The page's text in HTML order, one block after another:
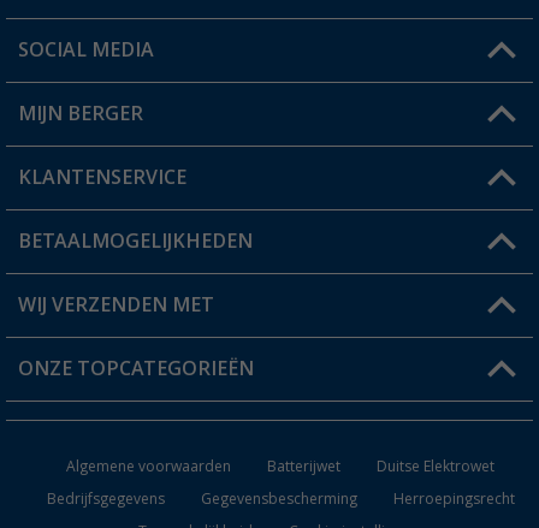
Een vraag?
Winkel vinden
SOCIAL MEDIA
MIJN BERGER
Mijn account
Status bestelling
Verlanglijstje
KLANTENSERVICE
FAQ & Contact
Verzendinformatie
Catalogus
BETAALMOGELIJKHEDEN
WIJ VERZENDEN MET
ONZE TOPCATEGORIEËN
Algemene voorwaarden Batterijwet
Duitse Elektrowet
Bedrijfsgegevens
Gegevensbescherming
Herroepingsrecht